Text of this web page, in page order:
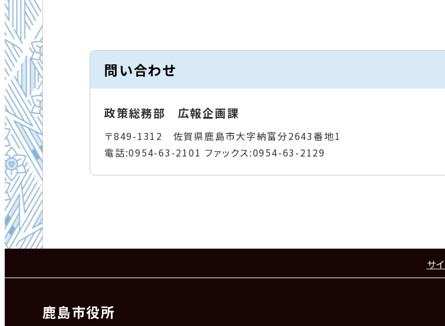
問い合わせ
政策総務部 広報企画課
〒849-1312 佐賀県鹿島市大字納富分2643番地1
電話:0954-63-2101 ファックス:0954-63-2129
サ
鹿島市役所